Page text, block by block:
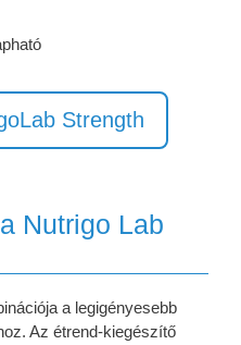
Strength
Nutrigo Lab
a legigényesebb
Az étrend-kiegészítő